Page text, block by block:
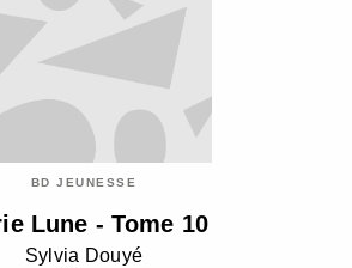
BD JEUNESSE
Lune - Tome 10
Sylvia Douyé